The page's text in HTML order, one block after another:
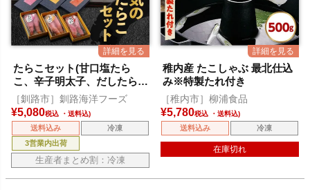
たらこセット(甘口塩たら
こ、辛子明太子、だしたら
こ)
［釧路市］釧路海洋フーズ
¥5,080税込
送料込み
冷凍
3営業内出荷
生産者まとめ割：冷凍
稚内産 たこしゃぶ 最北仕込
み※特製たれ付き
［稚内市］柳浦食品
¥5,780税込
送料込み 冷凍
在庫切れ